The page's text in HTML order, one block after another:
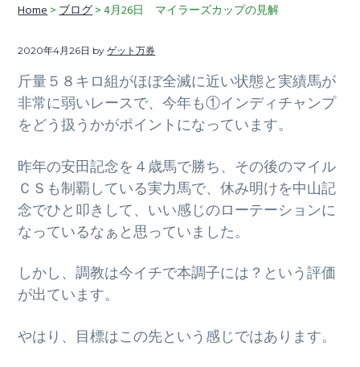
け
し
Home>ブログ> 4月26日 マイラーズカップの見解
2020年4月26日 byゲット万券
斤量５８キロ組がほぼ全滅に近い状態と実績馬が
非常に弱いレースで、今年も①インディチャンプ
をどう扱うかがポイントになっています。
昨年の安田記念を４歳馬で勝ち、その後のマイル
ＣＳも制覇している実力馬で、休み明けを中山記
念でひと叩きして、いい感じのローテーションに
なっているなぁと思っていました。
しかし、調教は今イチで本調子には？という評価
が出ています。
やはり、目標はこの先という感じではあります。